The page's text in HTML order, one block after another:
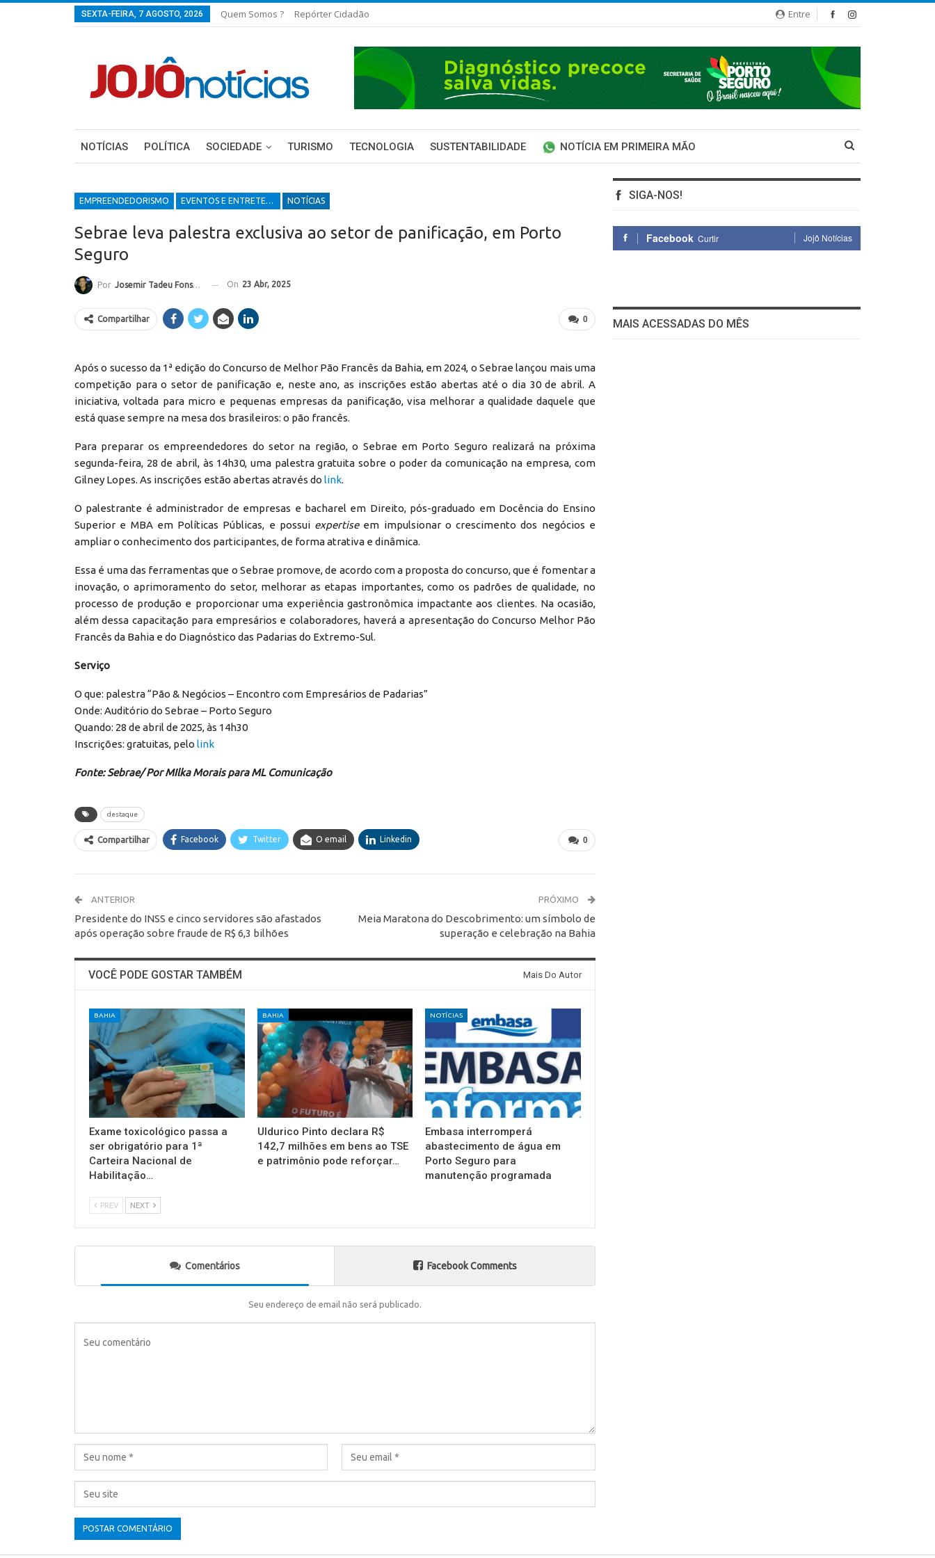
Entre
SEXTA-FEIRA, 7 AGOSTO, 2026 Quem Somos ? Repórter Cidadão
NOTÍCIAS POLÍTICA SOCIEDADE TURISMO TECNOLOGIA SUSTENTABILIDADE NOTÍCIA EM PRIMEIRA MÃO
EMPREENDEDORISMO EVENTOS E ENTRETENIMENTOS NOTÍCIAS
Sebrae leva palestra exclusiva ao setor de panificação, em Porto
Seguro
Por Josemir Tadeu Fonseca On 23 Abr, 2025
0
Compartilhar
Após o sucesso da 1ª edição do Concurso de Melhor Pão Francês da Bahia, em 2024, o Sebrae lançou mais uma
competição para o setor de panificação e, neste ano, as inscrições estão abertas até o dia 30 de abril. A
iniciativa, voltada para micro e pequenas empresas da panificação, visa melhorar a qualidade daquele que
está quase sempre na mesa dos brasileiros: o pão francês.
Para preparar os empreendedores do setor na região, o Sebrae em Porto Seguro realizará na próxima
segunda-feira, 28 de abril, às 14h30, uma palestra gratuita sobre o poder da comunicação na empresa, com
Gilney Lopes. As inscrições estão abertas através do link.
O palestrante é administrador de empresas e bacharel em Direito, pós-graduado em Docência do Ensino
Superior e MBA em Políticas Públicas, e possui expertiseem impulsionar o crescimento dos negócios e
ampliar o conhecimento dos participantes, de forma atrativa e dinâmica.
Essa é uma das ferramentas que o Sebrae promove, de acordo com a proposta do concurso, que é fomentar a
inovação, o aprimoramento do setor, melhorar as etapas importantes, como os padrões de qualidade, no
processo de produção e proporcionar uma experiência gastronômica impactante aos clientes. Na ocasião,
além dessa capacitação para empresários e colaboradores, haverá a apresentação do Concurso Melhor Pão
Francês da Bahia e do Diagnóstico das Padarias do Extremo-Sul.
Serviço
O que: palestra “Pão & Negócios – Encontro com Empresários de Padarias”
Onde: Auditório do Sebrae – Porto Seguro
Quando: 28 de abril de 2025, às 14h30
Inscrições: gratuitas, pelo link
Fonte: Sebrae/Por MIlka Morais para ML Comunicação
destaque
0
Compartilhar Facebook Twitter O email Linkedin
ANTERIOR
Presidente do INSS e cinco servidores são afastados
após operação sobre fraude de R$ 6,3 bilhões
PRÓXIMO
Meia Maratona do Descobrimento: um símbolo de
superação e celebração na Bahia
VOCÊ PODE GOSTAR TAMBÉM Mais Do Autor
BAHIA
Exame toxicológico passa a
ser obrigatório para 1ª
Carteira Nacional de
Habilitação…
BAHIA
Uldurico Pinto declara R$
142,7 milhões em bens ao TSE
e patrimônio pode reforçar…
NOTÍCIAS
Embasa interromperá
abastecimento de água em
Porto Seguro para
manutenção programada
PREV NEXT
Comentários Facebook Comments
Seu endereço de email não será publicado.
SIGA-NOS!
Facebook Curtir Jojô Notícias
MAIS ACESSADAS DO MÊS